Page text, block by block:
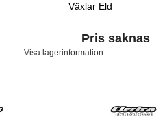
Växlar Eld
Pris saknas
Visa lagerinformation